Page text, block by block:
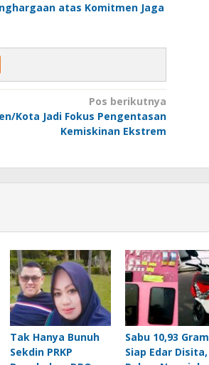
atas Komitmen Jaga
Pos berikutnya
Kota Jadi Fokus Pengentasan
Kemiskinan Ekstrem
Tak Hanya Bunuh
Sekdin PRKP
Sabu 10,93 Gram
Siap Edar Disita,